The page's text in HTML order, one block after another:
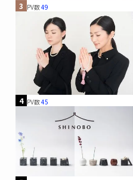
3 PV数49
4 PV数45